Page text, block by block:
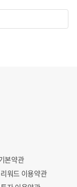
있어, 외산 제품
산업군은 고객
입니다. 당사가 우
본약관
워드 이용약관